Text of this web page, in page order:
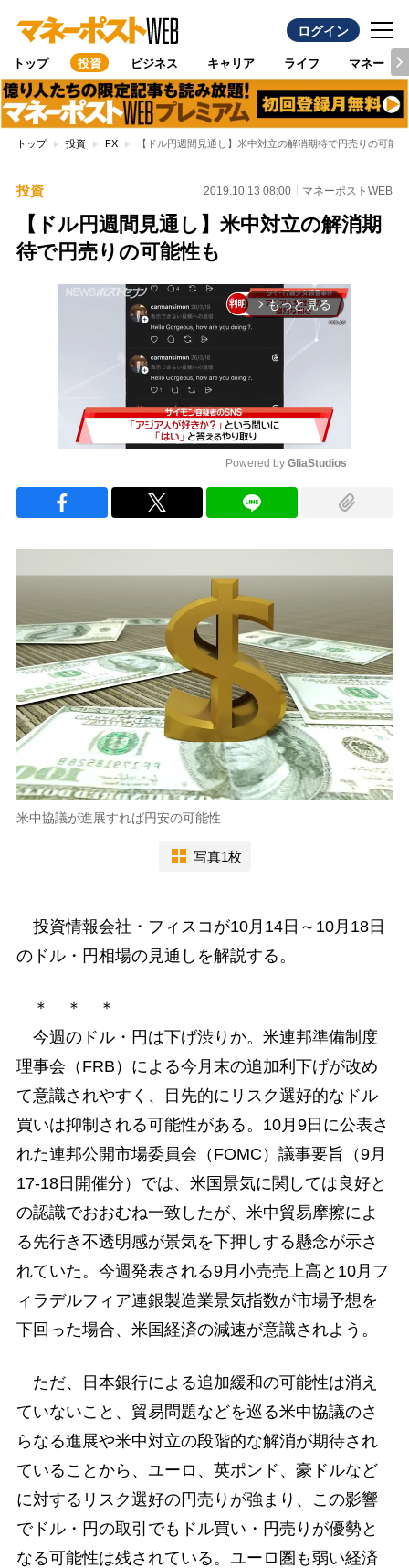
ログイン
トップ 投資 ビジネス キャリア ライフ マネー
トップ 投資 FX 【ドル円週間見通し】米中対立の解消期待で円売りの可能
投資 2019.10.13 08:00 マネーポストWEB
【ドル円週間見通し】米中対立の解消期
待で円売りの可能性も
arrow_forward_ios もっと見る
Powered by GliaStudios
米中協議が進展すれば円安の可能性
写真1枚
投資情報会社・フィスコが10月14日～10月18日
のドル・円相場の見通しを解説する。
＊ ＊ ＊
今週のドル・円は下げ渋りか。米連邦準備制度
理事会（FRB）による今月末の追加利下げが改め
て意識されやすく、目先的にリスク選好的なドル
買いは抑制される可能性がある。10月9日に公表さ
れた連邦公開市場委員会（FOMC）議事要旨（9月
17-18日開催分）では、米国景気に関しては良好と
の認識でおおむね一致したが、米中貿易摩擦によ
る先行き不透明感が景気を下押しする懸念が示さ
れていた。今週発表される9月小売売上高と10月フ
ィラデルフィア連銀製造業景気指数が市場予想を
下回った場合、米国経済の減速が意識されよう。
ただ、日本銀行による追加緩和の可能性は消え
ていないこと、貿易問題などを巡る米中協議のさ
らなる進展や米中対立の段階的な解消が期待され
ていることから、ユーロ、英ポンド、豪ドルなど
に対するリスク選好の円売りが強まり、この影響
でドル・円の取引でもドル買い・円売りが優勢と
なる可能性は残されている。ユーロ圏も弱い経済